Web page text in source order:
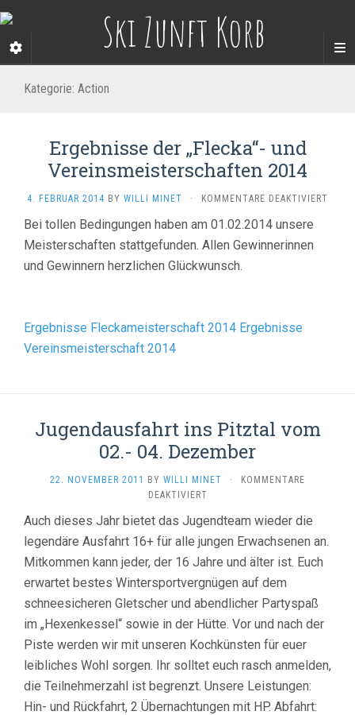
Kategorie: Action
Ergebnisse der „Flecka“- und
Vereinsmeisterschaften 2014
4. FEBRUAR 2014 BY WILLI MINET · KOMMENTARE DEAKTIVIERT
Bei tollen Bedingungen haben am 01.02.2014 unsere
Meisterschaften stattgefunden. Allen Gewinnerinnen
und Gewinnern herzlichen Glückwunsch.
Ergebnisse Fleckameisterschaft 2014 Ergebnisse
Vereinsmeisterschaft 2014
Jugendausfahrt ins Pitztal vom
02.- 04. Dezember
22. NOVEMBER 2011 BY WILLI MINET ·
KOMMENTARE
DEAKTIVIERT
INS
PITZTAL
VOM
02.-
04.
DEZEMBER
Auch dieses Jahr bietet das Jugendteam wieder die
legendäre Ausfahrt 16+ für alle jungen Erwachsenen an.
Mitkommen kann jeder, der 16 Jahre und älter ist. Euch
erwartet bestes Wintersportvergnügen auf dem
schneesicheren Gletscher und abendlicher Partyspaß
im „Hexenkessel“ sowie in der Hütte. Vor und nach der
Piste werden wir mit unseren Kochkünsten für euer
leibliches Wohl sorgen. Ihr solltet euch rasch anmelden,
die Teilnehmerzahl ist begrenzt. Unsere Leistungen:
Hin- und Rückfahrt, 2 Übernachtungen mit HP. Abfahrt: